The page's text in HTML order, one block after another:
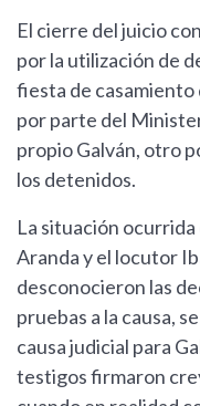
El cierre del juicio
por la utilización de
fiesta de casamiento
por parte del
propio Galván, otro
los detenidos.
La situación
Aranda y el locutor
desconocieron las
pruebas a la causa,
causa judicial para
testigos firmaron